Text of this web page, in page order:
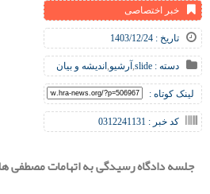
خبر اختصاصی
تاریخ : 1403/12/24
دسته : slide
,آرشیو,اندیشه و بیان
لینک کوتاه :
کد خبر : 0312241131
جلسه دادگاه رسیدگی به اتهامات مصطفی